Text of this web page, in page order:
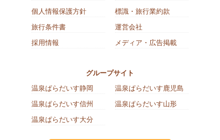
個人情報保護方針
標識・旅行業約款
旅行条件書
運営会社
採用情報
メディア・広告掲載
グループサイト
温泉ぱらだいす静岡
温泉ぱらだいす鹿児島
温泉ぱらだいす信州
温泉ぱらだいす山形
温泉ぱらだいす大分